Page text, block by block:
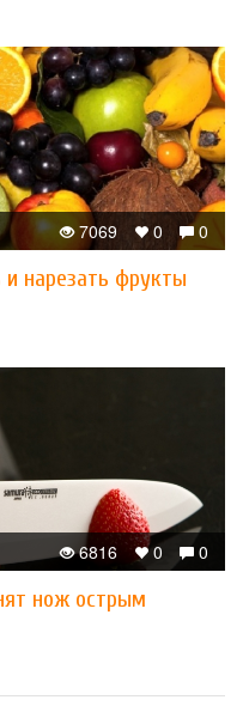
0
0
7069
нарезать фрукты
0
0
6816
нож острым